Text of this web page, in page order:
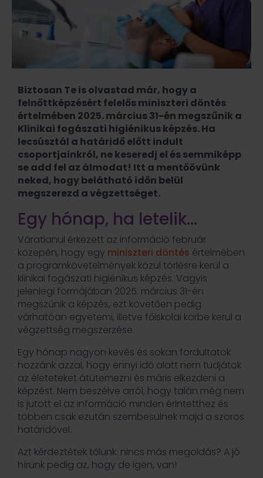
Biztosan Te is olvastad már, hogy a
felnőttképzésért felelős miniszteri döntés
értelmében 2025. március 31-én megszűnik a
Klinikai fogászati higiénikus képzés. Ha
lecsúsztál a határidő előtt indult
csoportjainkról, ne keseredj el és semmiképp
se add fel az álmodat! Itt a mentőövünk
neked, hogy belátható időn belül
megszerezd a végzettséget.
Egy hónap, ha letelik…
Váratlanul érkezett az információ február
közepén, hogy egy miniszteri döntés értelmében
a programkövetelmények közül törlésre kerül a
klinikai fogászati higiénikus képzés. Vagyis
jelenlegi formájában 2025. március 31-én
megszűnik a képzés, ezt követően pedig
várhatóan egyetemi, illetve főiskolai körbe kerül a
végzettség megszerzése.
Egy hónap nagyon kevés és sokan fordultatok
hozzánk azzal, hogy ennyi idő alatt nem tudjátok
az életeteket átütemezni és máris elkezdeni a
képzést. Nem beszélve arról, hogy talán még nem
is jutott el az információ minden érintetthez és
többen csak ezután szembesülnek majd a szoros
határidővel.
Azt kérdeztétek tőlünk: nincs más megoldás? A jó
hírünk pedig az, hogy de igen, van!